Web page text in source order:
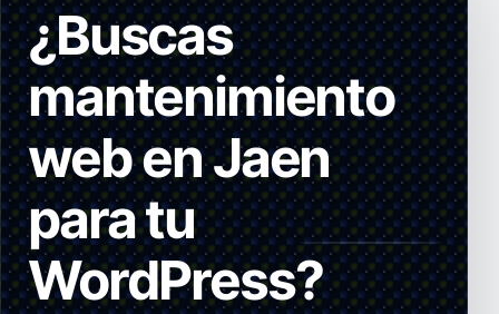
¿Buscas
mantenimiento
web en Jaen
para tu
WordPress?